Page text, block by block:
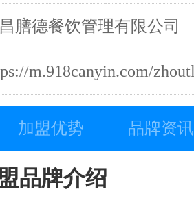
膳德餐饮管理有限公司
m.918canyin.com/
加盟优势 品牌资讯
品牌介绍